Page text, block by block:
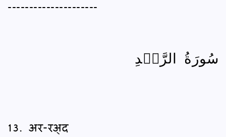
---------------------
سُورَةُ الرَّعۡدِ
13. अर-रअ्द